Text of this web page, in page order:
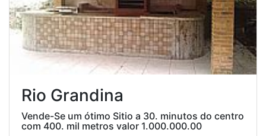
Rio Grandina
Vende-Se um ótimo Sitio a 30. minutos do centro
com 400. mil metros valor 1.000.000.00